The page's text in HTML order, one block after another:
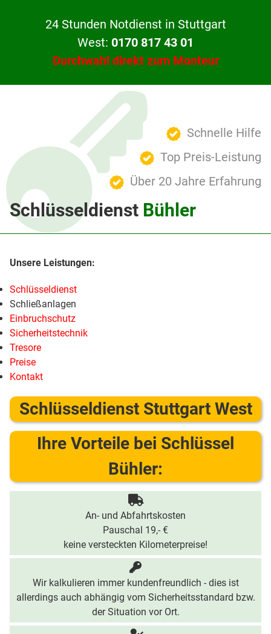
24 Stunden Notdienst in Stuttgart
West: 0170 817 43 01
Durchwahl direkt zum Monteur
Schnelle Hilfe
Top Preis-Leistung
Über 20 Jahre Erfahrung
Schlüsseldienst Bühler
Schlüsseldienst
Schließanlagen
Einbruchschutz
Sicherheitstechnik
Tresore
Preise
Kontakt
Schlüsseldienst Stuttgart West
Ihre Vorteile bei Schlüssel
Bühler:
An- und Abfahrtskosten
Pauschal 19,- €
keine versteckten Kilometerpreise!
Wir kalkulieren immer kundenfreundlich - dies ist
allerdings auch abhängig vom Sicherheitsstandard bzw.
der Situation vor Ort.